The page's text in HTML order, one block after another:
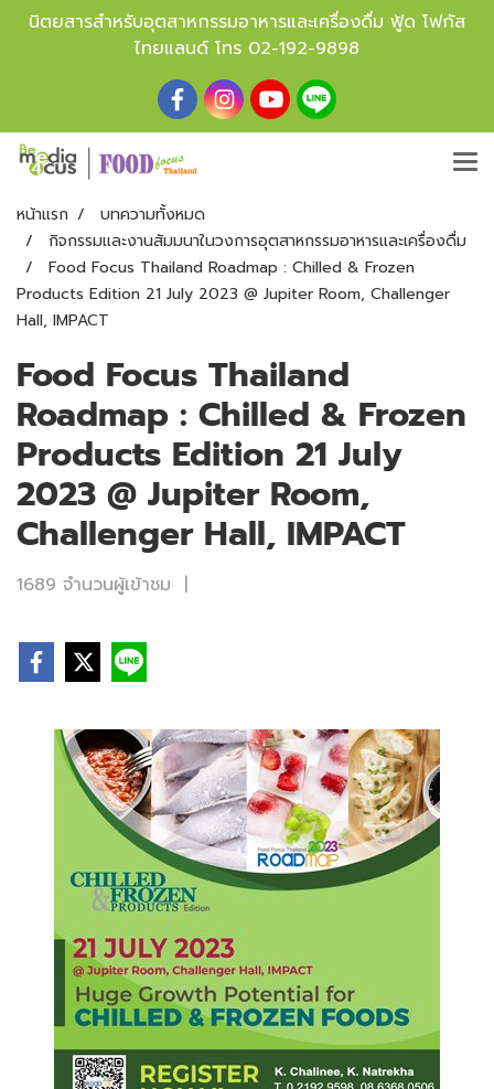
นิตยสารสำหรับอุตสาหกรรมอาหารและเครื่องดื่ม ฟู้ด โฟกัส
ไทยแลนด์ โทร 02-192-9898
หน้าแรก
บทความทั้งหมด
กิจกรรมและงานสัมมนาในวงการอุตสาหกรรมอาหารและเครื่องดื่ม
Food Focus Thailand Roadmap : Chilled & Frozen
Products Edition 21 July 2023 @ Jupiter Room, Challenger
Hall, IMPACT
Food Focus Thailand
Roadmap : Chilled & Frozen
Products Edition 21 July
2023 @ Jupiter Room,
Challenger Hall, IMPACT
1689 จำนวนผู้เข้าชม |